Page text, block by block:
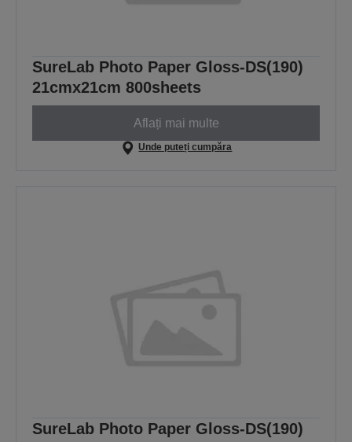
SureLab Photo Paper Gloss-DS(190)
21cmx21cm 800sheets
Aflați mai multe
Unde puteți cumpăra
SureLab Photo Paper Gloss-DS(190)